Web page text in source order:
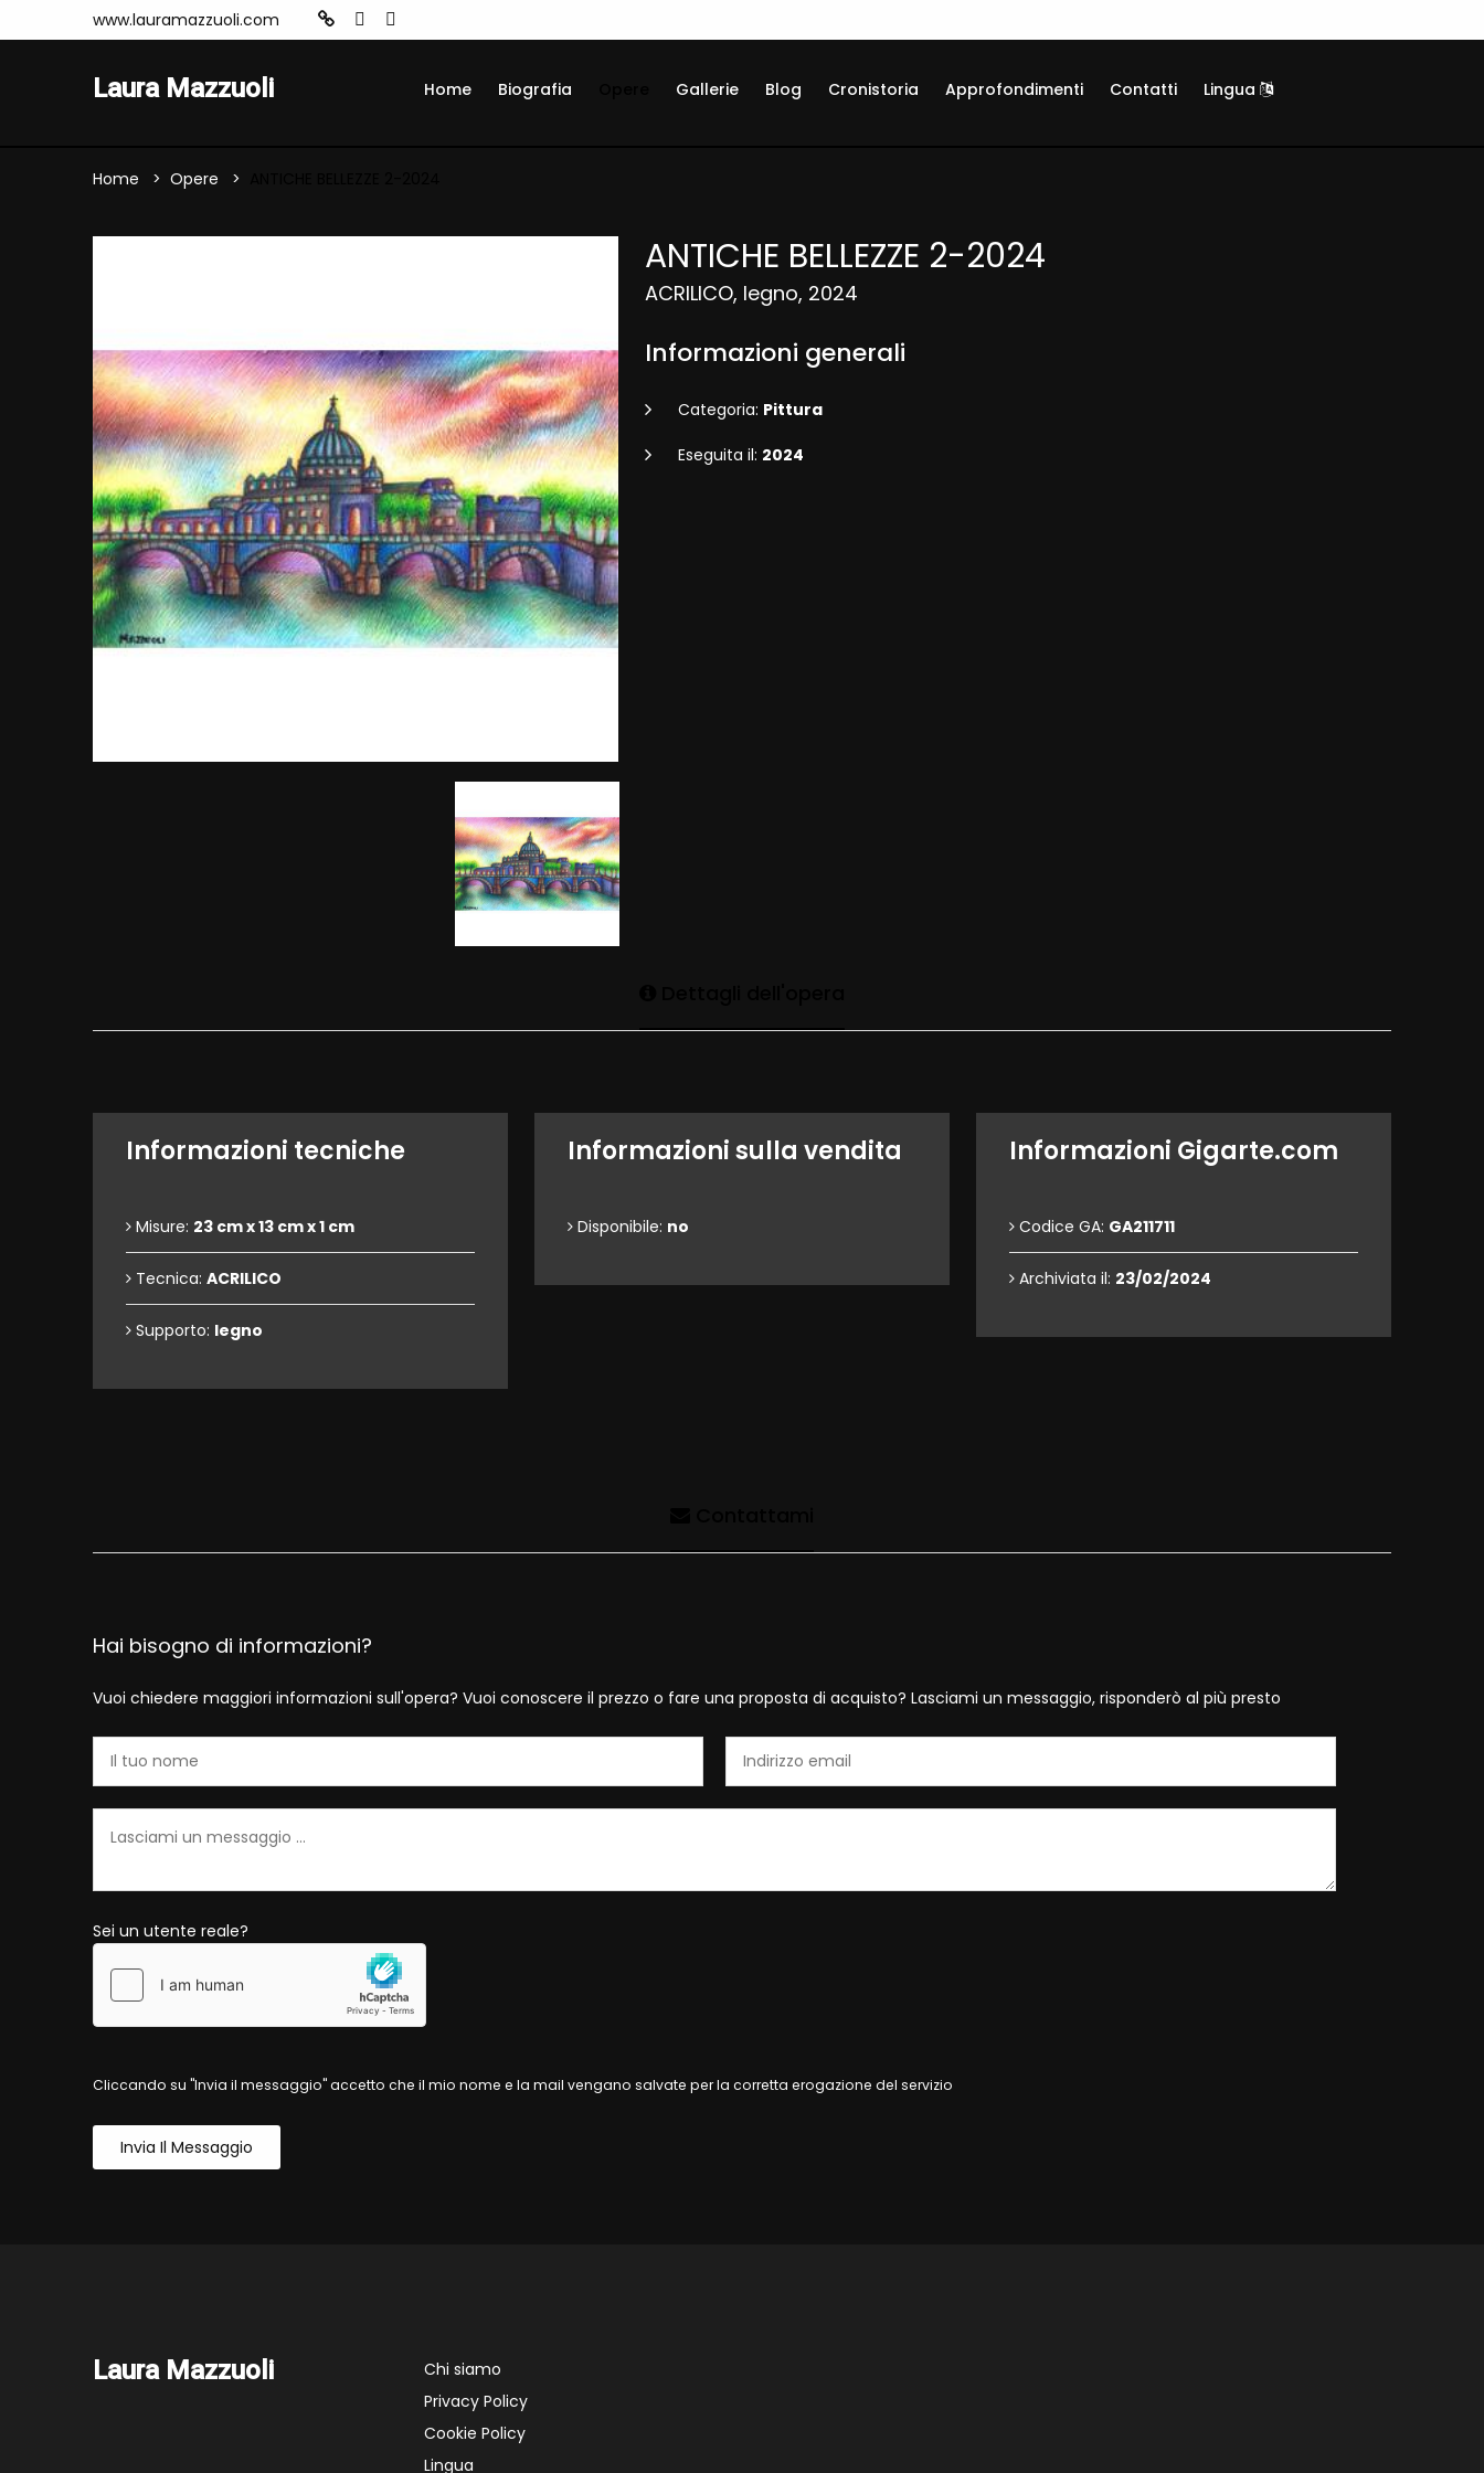
www.lauramazzuoli.com
Laura Mazzuoli Home Biografia Gallerie Blog Cronistoria Approfondimenti Contatti Lingua
Home Opere
ANTICHE BELLEZZE 2-2024
ACRILICO, legno, 2024
Informazioni generali
Categoria: Pittura
Eseguita il: 2024
Informazioni tecniche
Misure: 23 cm x 13 cm x 1 cm
Tecnica: ACRILICO
Supporto: legno
Informazioni sulla vendita
Disponibile: no
Informazioni Gigarte.com
Codice GA: GA211711
Archiviata il: 23/02/2024
Hai bisogno di informazioni?
Vuoi chiedere maggiori informazioni sull'opera? Vuoi conoscere il prezzo o fare una proposta di acquisto? Lasciami un messaggio, risponderò al più presto
Sei un utente reale?
Cliccando su "Invia il messaggio" accetto che il mio nome e la mail vengano salvate per la corretta erogazione del servizio
Invia Il Messaggio
Laura Mazzuoli
Chi siamo
Privacy Policy
Cookie Policy
Lingua